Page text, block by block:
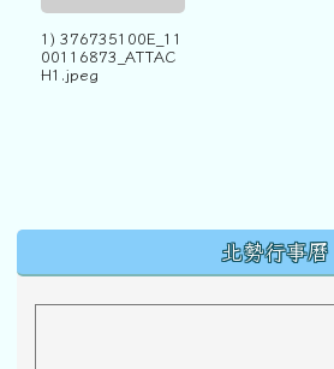
1) 376735100E_11
00116873_ATTAC
H1.jpeg
北勢行事曆